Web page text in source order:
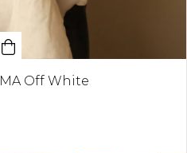
Off White